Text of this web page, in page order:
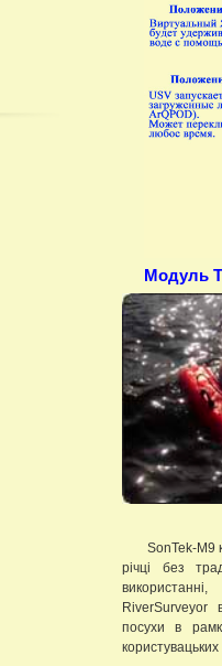
Модуль
SonTek-M9
річці без
RiverSurveyor
посухи в